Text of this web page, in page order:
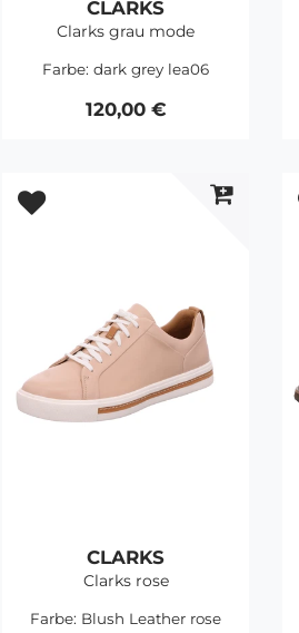
CLARKS
Clarks grau mode
Farbe: dark grey lea06
120,00 €
CLARKS
Clarks rose
Farbe: Blush Leather rose